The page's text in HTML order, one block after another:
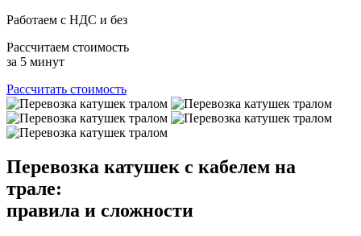
Работаем с НДС и без
Рассчитаем стоимость
за 5 минут
Рассчитать стоимость
Перевозка катушек с кабелем на
трале:
правила и сложности